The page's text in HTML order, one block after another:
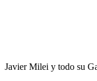
Javier Milei y todo su